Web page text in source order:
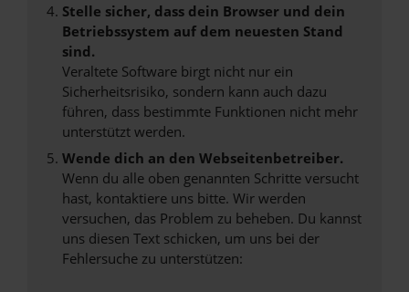
Stelle sicher, dass dein Browser und dein
Betriebssystem auf dem neuesten Stand
sind.
Veraltete Software birgt nicht nur ein
Sicherheitsrisiko, sondern kann auch dazu
führen, dass bestimmte Funktionen nicht mehr
unterstützt werden.
Wende dich an den Webseitenbetreiber.
Wenn du alle oben genannten Schritte versucht
hast, kontaktiere uns bitte. Wir werden
versuchen, das Problem zu beheben. Du kannst
uns diesen Text schicken, um uns bei der
Fehlersuche zu unterstützen: